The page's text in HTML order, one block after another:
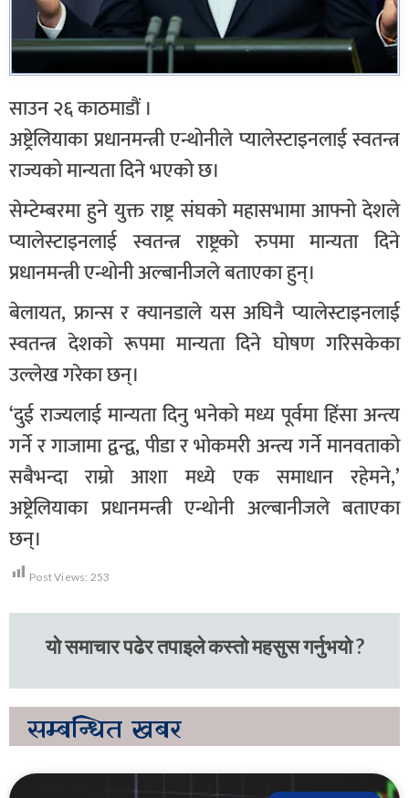
साउन २६ काठमाडौं ।
अष्ट्रेलियाका प्रधानमन्त्री एन्थोनीले प्यालेस्टाइनलाई स्वतन्त्र
राज्यको मान्यता दिने भएको छ।
सेम्टेम्बरमा हुने युक्त राष्ट्र संघको महासभामा आफ्नो देशले
प्यालेस्टाइनलाई स्वतन्त्र राष्ट्रको रुपमा मान्यता दिने
प्रधानमन्त्री एन्थोनी अल्बानीजले बताएका हुन्।
बेलायत, फ्रान्स र क्यानडाले यस अघिनै प्यालेस्टाइनलाई
स्वतन्त्र देशको रूपमा मान्यता दिने घोषण गरिसकेका
उल्लेख गरेका छन्।
‘दुई राज्यलाई मान्यता दिनु भनेको मध्य पूर्वमा हिंसा अन्त्य
गर्ने र गाजामा द्वन्द्व, पीडा र भोकमरी अन्त्य गर्ने मानवताको
सबैभन्दा राम्रो आशा मध्ये एक समाधान रहेमने,’
अष्ट्रेलियाका प्रधानमन्त्री एन्थोनी अल्बानीजले बताएका
छन्।
Post Views: 253
यो समाचार पढेर तपाइले कस्तो महसुस गर्नुभयो ?
सम्बन्धित खबर